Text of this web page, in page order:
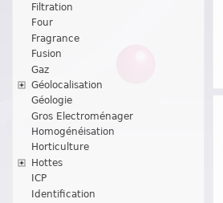
Filtration
Four
Fragrance
Fusion
Gaz
Géolocalisation
Géologie
Gros Electroménager
Homogénéisation
Horticulture
Hottes
ICP
Identification